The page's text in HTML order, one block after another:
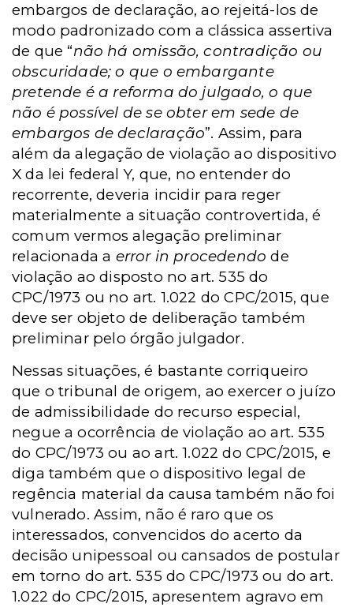
embargos de declaração, ao rejeitá-los de
modo padronizado com a clássica assertiva
de que “não há omissão, contradição ou
obscuridade; o que o embargante
pretende é a reforma do julgado, o que
não é possível de se obter em sede de
embargos de declaração”. Assim, para
além da alegação de violação ao dispositivo
X da lei federal Y, que, no entender do
recorrente, deveria incidir para reger
materialmente a situação controvertida, é
comum vermos alegação preliminar
relacionada a error in procedendo de
violação ao disposto no art. 535 do
CPC/1973 ou no art. 1.022 do CPC/2015, que
deve ser objeto de deliberação também
preliminar pelo órgão julgador.
Nessas situações, é bastante corriqueiro
que o tribunal de origem, ao exercer o juízo
de admissibilidade do recurso especial,
negue a ocorrência de violação ao art. 535
do CPC/1973 ou ao art. 1.022 do CPC/2015, e
diga também que o dispositivo legal de
regência material da causa também não foi
vulnerado. Assim, não é raro que os
interessados, convencidos do acerto da
decisão unipessoal ou cansados de postular
em torno do art. 535 do CPC/1973 ou do art.
1.022 do CPC/2015, apresentem agravo em